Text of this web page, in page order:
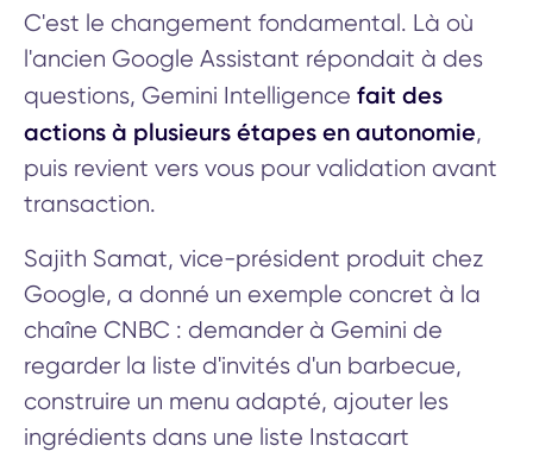
C'est le changement fondamental. Là où
l'ancien Google Assistant répondait à des
questions, Gemini Intelligence fait des
actions à plusieurs étapes en autonomie,
puis revient vers vous pour validation avant
transaction.
Sajith Samat, vice-président produit chez
Google, a donné un exemple concret à la
chaîne CNBC : demander à Gemini de
regarder la liste d'invités d'un barbecue,
construire un menu adapté, ajouter les
ingrédients dans une liste Instacart